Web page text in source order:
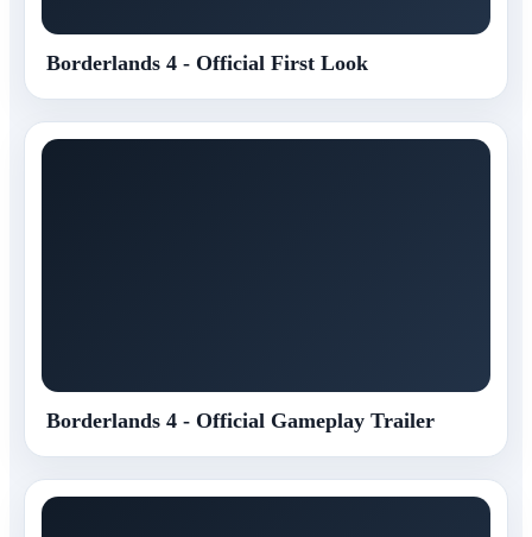
Borderlands 4 - Official First Look
Borderlands 4 - Official Gameplay Trailer